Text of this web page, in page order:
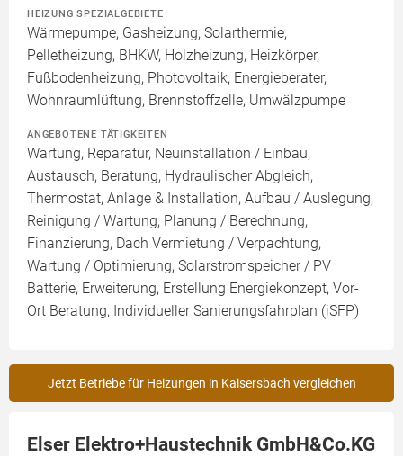
HEIZUNG SPEZIALGEBIETE
Wärmepumpe, Gasheizung, Solarthermie,
Pelletheizung, BHKW, Holzheizung, Heizkörper,
Fußbodenheizung, Photovoltaik, Energieberater,
Wohnraumlüftung, Brennstoffzelle, Umwälzpumpe
ANGEBOTENE TÄTIGKEITEN
Wartung, Reparatur, Neuinstallation / Einbau,
Austausch, Beratung, Hydraulischer Abgleich,
Thermostat, Anlage & Installation, Aufbau / Auslegung,
Reinigung / Wartung, Planung / Berechnung,
Finanzierung, Dach Vermietung / Verpachtung,
Wartung / Optimierung, Solarstromspeicher / PV
Batterie, Erweiterung, Erstellung Energiekonzept, Vor-
Ort Beratung, Individueller Sanierungsfahrplan (iSFP)
Jetzt Betriebe für Heizungen in Kaisersbach vergleichen
Elser Elektro+Haustechnik GmbH&Co.KG